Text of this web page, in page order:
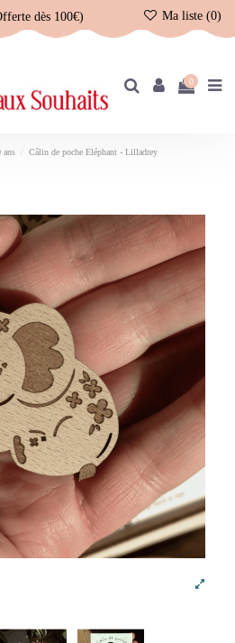
dès 100€) Ma liste (0)
0
ans Câlin de poche Eléphant - Lilladrey